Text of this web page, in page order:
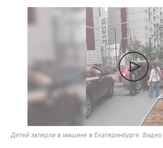
Детей заперли в машине в Екатеринбурге.